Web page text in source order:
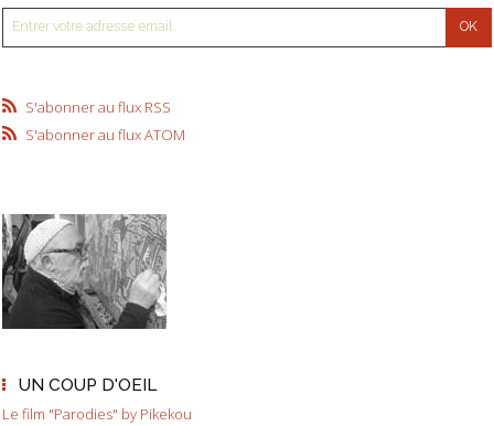
S'abonner au flux RSS
S'abonner au flux ATOM
UN COUP D'OEIL
Le film "Parodies" by Pikekou